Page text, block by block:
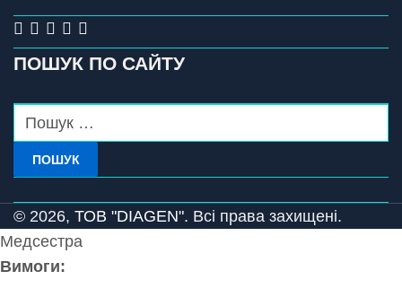
ПОШУК ПО САЙТУ
ПОШУК
© 2026, ТОВ "DIAGEN". Всі права захищені.
Медсестра
Вимоги: